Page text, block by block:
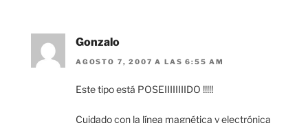
Gonzalo
AGOSTO 7, 2007 A LAS 6:55 AM
Este tipo está POSEIIIIIIIIDO !!!!!
Cuidado con la línea magnética y electrónica